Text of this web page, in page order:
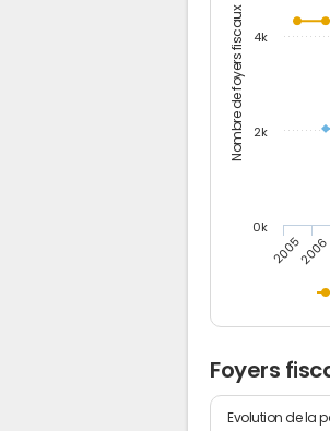
Nombre de foyers fiscaux
20052006
0k
2k
4k
Foyers
Evolution de la